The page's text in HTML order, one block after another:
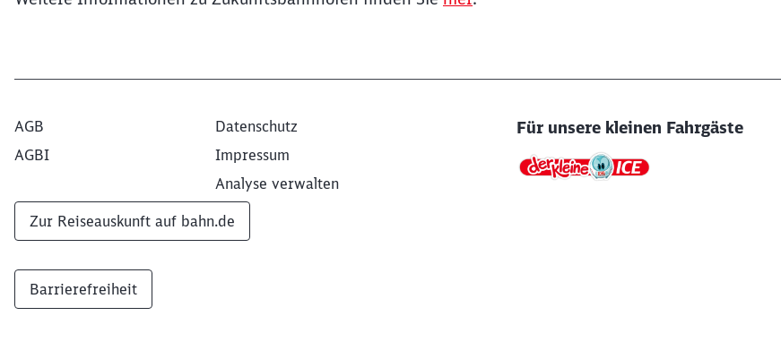
AGB
AGBI
Datenschutz
Impressum
Analyse verwalten
Für unsere kleinen Fahrgäste
Zur Reiseauskunft auf bahn.de
Barrierefreiheit